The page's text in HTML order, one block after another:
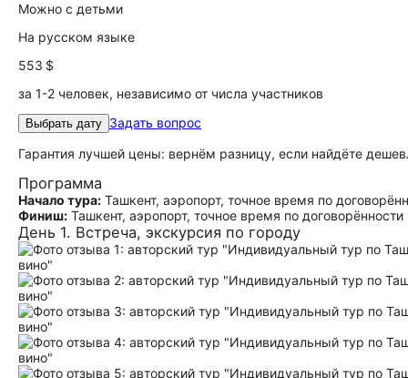
Можно с детьми
На русском языке
553 $
за 1-2 человек, независимо от числа участников
Выбрать дату Задать вопрос
Гарантия лучшей цены: вернём разницу, если найдёте
Программа
Начало тура: Ташкент, аэропорт, точное время по
Финиш: Ташкент, аэропорт, точное время по договорённости
День 1. Встреча, экскурсия по городу